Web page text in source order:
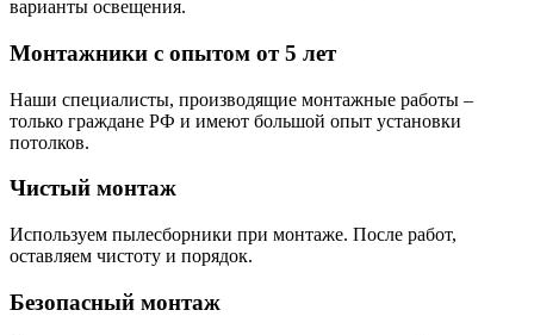
варианты освещения.
Монтажники с опытом от 5 лет
Наши специалисты, производящие монтажные работы –
только граждане РФ и имеют большой опыт установки
потолков.
Чистый монтаж
Используем пылесборники при монтаже. После работ,
оставляем чистоту и порядок.
Безопасный монтаж